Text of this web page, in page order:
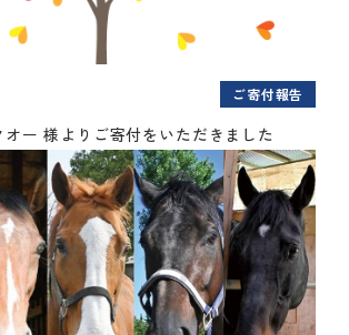
ご寄付報告
ー 様よりご寄付をいただきました